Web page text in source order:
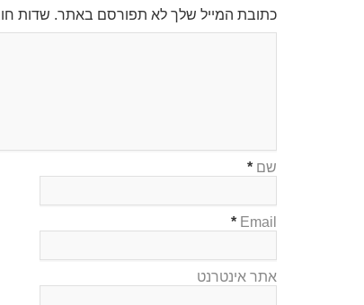
כתובת המייל שלך לא תפורסם באתר. שדות
שם *
Email
*
אתר אינטרנט